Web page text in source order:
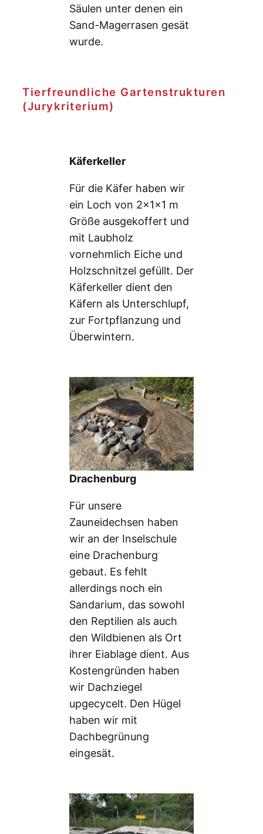
Säulen unter denen ein
Sand-Magerrasen gesät
wurde.
Tierfreundliche Gartenstrukturen
(Jurykriterium)
Käferkeller
Für die Käfer haben wir
ein Loch von 2x1x1 m
Größe ausgekoffert und
mit Laubholz
vornehmlich Eiche und
Holzschnitzel gefüllt. Der
Käferkeller dient den
Käfern als Unterschlupf,
zur Fortpflanzung und
Überwintern.
Drachenburg
Für unsere
Zauneidechsen haben
wir an der Inselschule
eine Drachenburg
gebaut. Es fehlt
allerdings noch ein
Sandarium, das sowohl
den Reptilien als auch
den Wildbienen als Ort
ihrer Eiablage dient. Aus
Kostengründen haben
wir Dachziegel
upgecycelt. Den Hügel
haben wir mit
Dachbegrünung
eingesät.